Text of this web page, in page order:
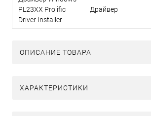
PL23XX Prolific
Driver Installer
Драйвер
ОПИСАНИЕ ТОВАРА
ХАРАКТЕРИСТИКИ